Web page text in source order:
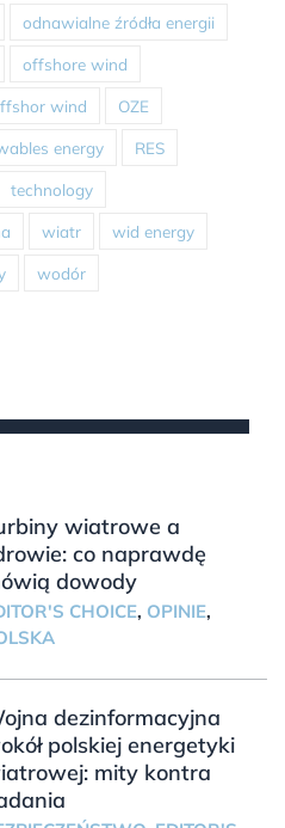
odnawialne źródła energii
offshore wind
wind OZE
energy RES
technology
wiatr wid energy
wodór
wiatrowe a
co naprawdę
dowody
CHOICE, OPINIE,
dezinformacyjna
polskiej energetyki
mity kontra